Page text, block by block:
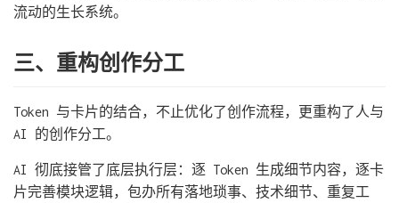
流动的生长系统。
三、重构创作分工
Token 与卡片的结合，不止优化了创作流程，更重构了人与
AI 的创作分工。
AI 彻底接管了底层执行层：逐 Token 生成细节内容，逐卡
片完善模块逻辑，包办所有落地琐事、技术细节、重复工